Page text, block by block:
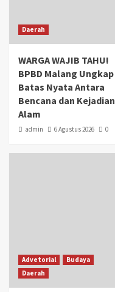
Daerah
WARGA WAJIB TAHU!
BPBD Malang Ungkap
Batas Nyata Antara
Bencana dan Kejadian
Alam
admin 6 Agustus 2026 0
Advetorial
Budaya
Daerah